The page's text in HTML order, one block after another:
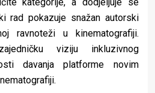
rad pokazuje snažan autorski
ravnoteži u kinematografiji.
viziju inkluzivnog
davanja platforme novim